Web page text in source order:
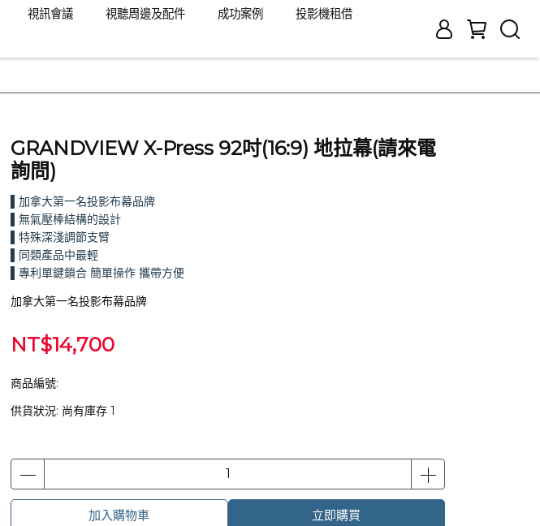
視訊會議 視聽周邊及配件 成功案例
投影機租借
GRANDVIEW X-Press 92吋(16:9) 地拉幕(請來電
詢問)
▌加拿大第一名投影布幕品牌
▌無氣壓棒結構的設計
▌特殊深淺調節支臂
▌同類產品中最輕
▌專利單鍵鎖合 簡單操作 攜帶方便
加拿大第一名投影布幕品牌
NT$14,700
商品編號:
供貨狀況: 尚有庫存 1
加入購物車 立即購買